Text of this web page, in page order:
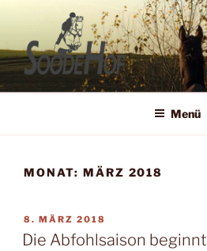
springen
SOODEHOF
Reit- und Zuchtbetrieb
Menü
MONAT: MÄRZ 2018
VERÖFFENTLICHT
AM
8. MÄRZ 2018
Die Abfohlsaison beginnt